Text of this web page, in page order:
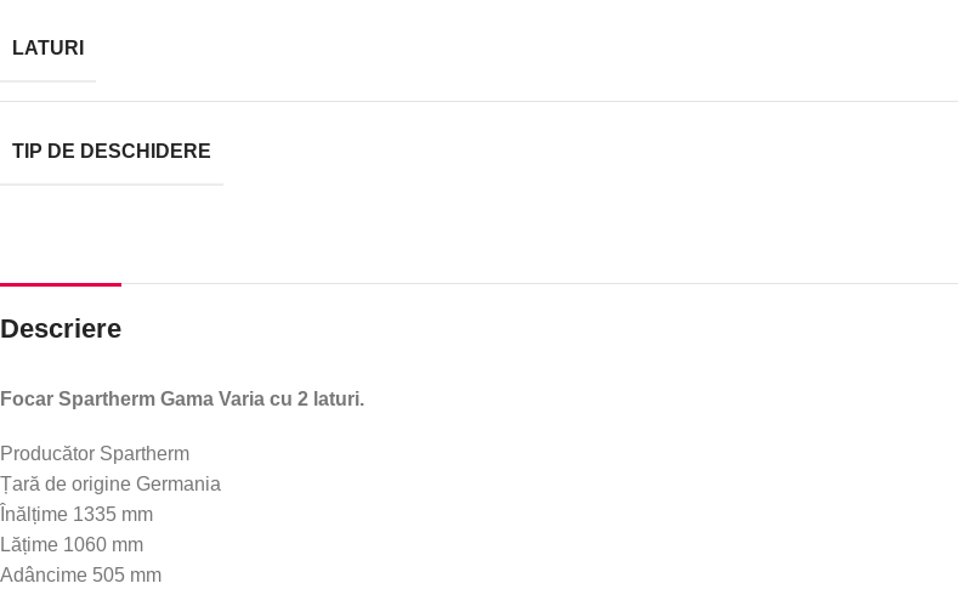
LATURI
TIP DE DESCHIDERE
Descriere
Focar Spartherm Gama Varia cu 2 laturi.
Producător Spartherm
Țară de origine Germania
Înălțime 1335 mm
Lățime 1060 mm
Adâncime 505 mm